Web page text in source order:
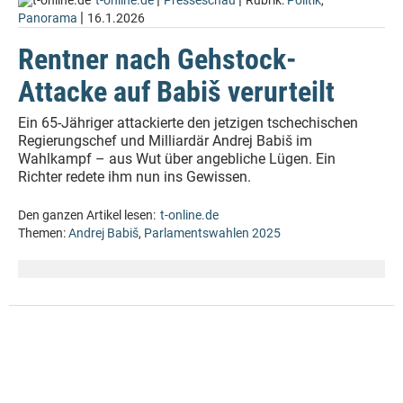
Panorama | 16.1.2026
Rentner nach Gehstock-
Attacke auf Babiš verurteilt
Ein 65-Jähriger attackierte den jetzigen tschechischen
Regierungschef und Milliardär Andrej Babiš im
Wahlkampf – aus Wut über angebliche Lügen. Ein
Richter redete ihm nun ins Gewissen.
Den ganzen Artikel lesen: t-online.de
Themen:Andrej Babiš, Parlamentswahlen 2025